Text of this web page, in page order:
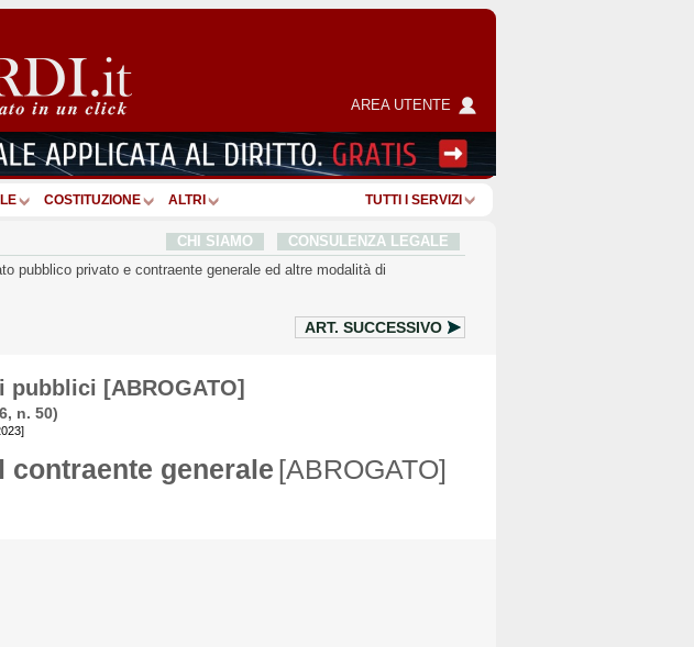
AREA UTENTE
COSTITUZIONE ALTRI TUTTI I SERVIZI
CHI SIAMO
CONSULENZA LEGALE
pubblico privato e contraente generale ed altre modalità di
ART. SUCCESSIVO
[ABROGATO]
n. 50)
generale [ABROGATO]